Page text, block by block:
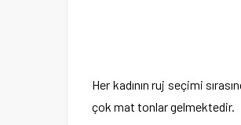
Her kadının ruj seçimi
çok mat tonlar gelmektedir.